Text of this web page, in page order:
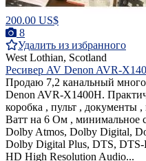
200.00 US$
8
Удалить из избранного
West Lothian, Scotland
Ресивер AV Denon AVR-
Продаю 7,2 канальный
Denon AVR-X1400H.
коробка , пульт ,
Ватт на 6 Ом , минимальное
Dolby Atmos, Dolby Digital,
Dolby Digital Plus, DTS,
HD High Resolution Audio...